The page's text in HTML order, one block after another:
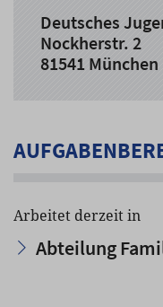
Deutsches
Nockherstr. 2
81541 München
Arbeitet derzeit in
Abteilung